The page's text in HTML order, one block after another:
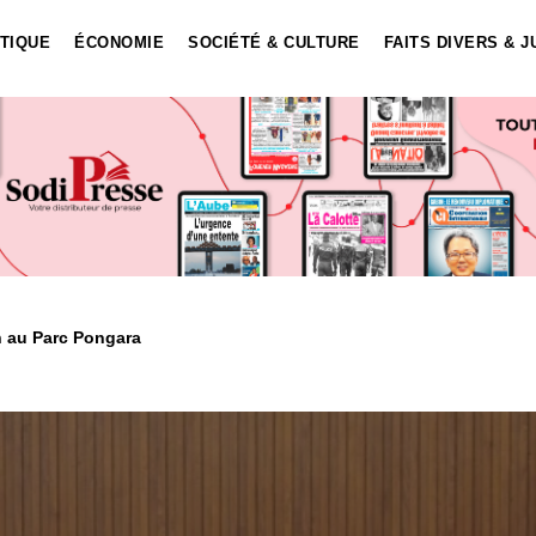
ÉCONOMIE SOCIÉTÉ & CULTURE FAITS DIVERS &
Pongara